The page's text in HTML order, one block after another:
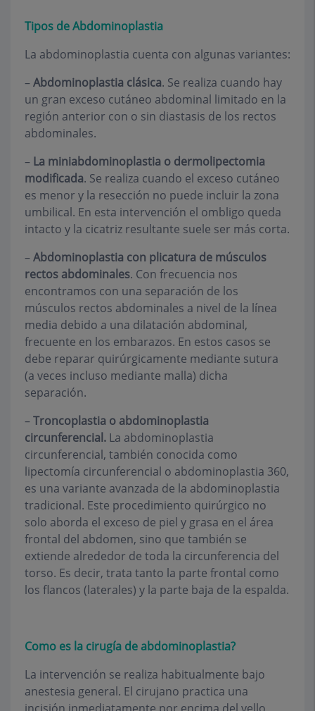
Tipos de Abdominoplastia
La abdominoplastia cuenta con algunas variantes:
–Abdominoplastia clásica. Se realiza cuando hay
un gran exceso cutáneo abdominal limitado en la
región anterior con o sin diastasis de los rectos
abdominales.
– La miniabdominoplastia o dermolipectomia
modificada. Se realiza cuando el exceso cutáneo
es menor y la resección no puede incluir la zona
umbilical. En esta intervención el ombligo queda
intacto y la cicatriz resultante suele ser más corta.
–Abdominoplastia con plicatura de músculos
rectos abdominales. Con frecuencia nos
encontramos con una separación de los
músculos rectos abdominales a nivel de la línea
media debido a una dilatación abdominal,
frecuente en los embarazos. En estos casos se
debe reparar quirúrgicamente mediante sutura
(a veces incluso mediante malla) dicha
separación.
–Troncoplastia o abdominoplastia
circunferencial. La abdominoplastia
circunferencial, también conocida como
lipectomía circunferencial o abdominoplastia 360,
es una variante avanzada de la abdominoplastia
tradicional. Este procedimiento quirúrgico no
solo aborda el exceso de piel y grasa en el área
frontal del abdomen, sino que también se
extiende alrededor de toda la circunferencia del
torso. Es decir, trata tanto la parte frontal como
los flancos (laterales) y la parte baja de la espalda.
Como es la cirugía de abdominoplastia?
La intervención se realiza habitualmente bajo
anestesia general. El cirujano practica una